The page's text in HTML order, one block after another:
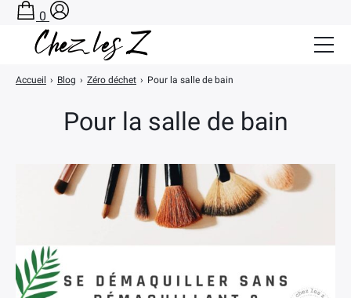
Pour la salle de bain
Accueil › Blog › Zéro déchet › Pour la salle de bain
0
Salle de Bain Zéro Déchet
Cuisine Zéro Déchet
A PROPOS
PANIER